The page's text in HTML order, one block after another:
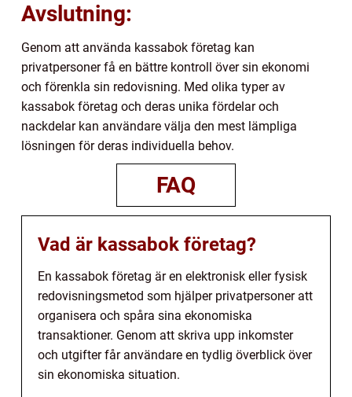
Avslutning:
Genom att använda kassabok företag kan
privatpersoner få en bättre kontroll över sin ekonomi
och förenkla sin redovisning. Med olika typer av
kassabok företag och deras unika fördelar och
nackdelar kan användare välja den mest lämpliga
lösningen för deras individuella behov.
FAQ
Vad är kassabok företag?
En kassabok företag är en elektronisk eller fysisk
redovisningsmetod som hjälper privatpersoner att
organisera och spåra sina ekonomiska
transaktioner. Genom att skriva upp inkomster
och utgifter får användare en tydlig överblick över
sin ekonomiska situation.